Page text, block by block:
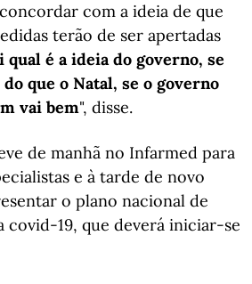
com a ideia de que
terão de ser apertadas
qual é a ideia do governo, se
que o Natal, se o governo
vai bem", disse.
de manhã no Infarmed para
e à tarde de novo
o plano nacional de
covid-19, que deverá iniciar-se